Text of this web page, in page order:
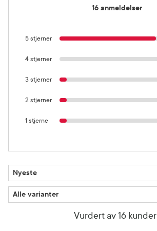
16 anmeldelser
5 stjerner
4 stjerner
3 stjerner
2 stjerner
1 stjerne
Vurdert av 16 kunder